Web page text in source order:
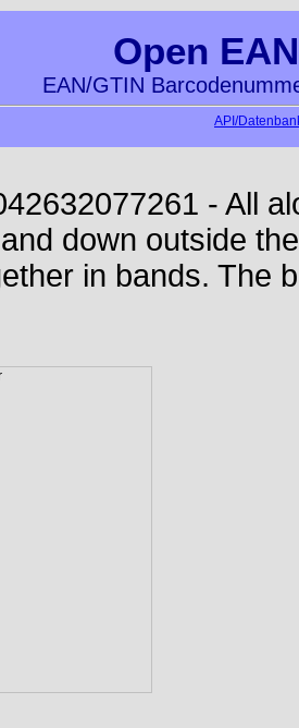
Open
EAN/GTIN
API/
- All
down outside
in bands. The